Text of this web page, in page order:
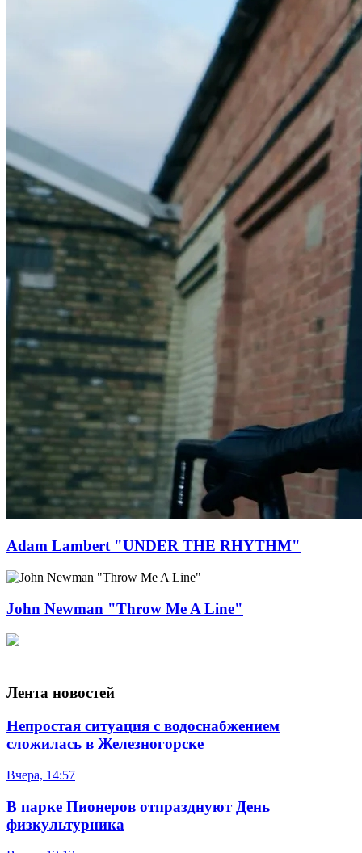
Adam Lambert "UNDER THE RHYTHM"
John Newman "Throw Me A Line"
Лента новостей
Непростая ситуация с водоснабжением
сложилась в Железногорске
Вчера, 14:57
В парке Пионеров отпразднуют День
физкультурника